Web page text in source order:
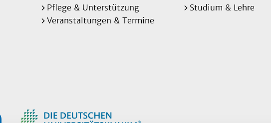
Pflege & Unterstützung
Veranstaltungen & Termine
Studium & Lehre